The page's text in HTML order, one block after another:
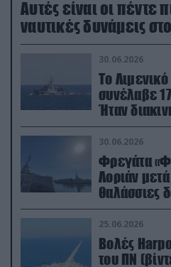
Aυτές είναι οι πέντε
ναυτικές δυνάμεις
30.06.2026
Το
συνέλαβε
Ήταν
μεταναστών
30.06.2026
Φρεγάτα
Λοριάν μετά
θαλάσσιες δοκιμές στον
απαιτητικό
25.06.2026
Βολές
του ΠΝ